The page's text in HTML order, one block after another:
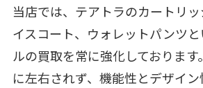
当店では、テアトラのカートリ
イスコート、ウォレットパンツ
ルの買取を常に強化しておりま
に左右されず、機能性とデザイ